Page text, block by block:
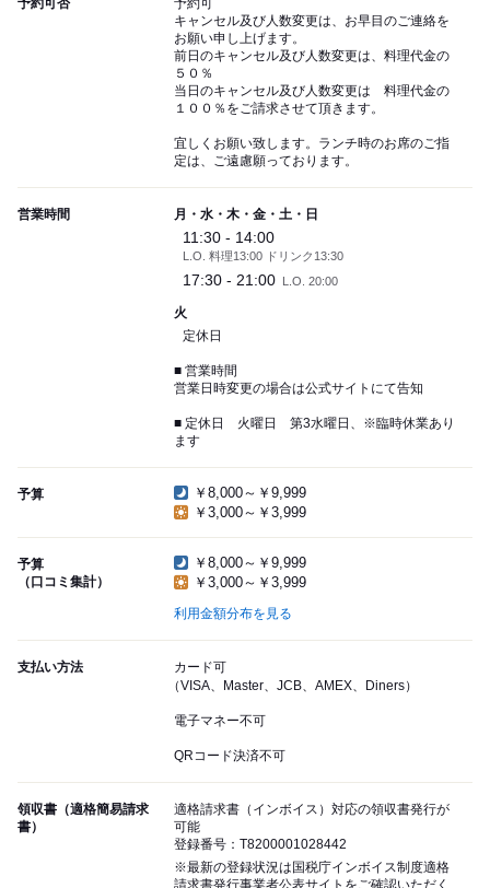
予約可否
予約可
キャンセル及び人数変更は、お早目のご連絡を
お願い申し上げます。
前日のキャンセル及び人数変更は、料理代金の
５０％
当日のキャンセル及び人数変更は 料理代金の
１００％をご請求させて頂きます。
宜しくお願い致します。ランチ時のお席のご指
定は、ご遠慮願っております。
営業時間 月・水・木・金・土・日
11:30 - 14:00
L.O. 料理13:00 ドリンク13:30
17:30 - 21:00 L.O. 20:00
火
定休日
■ 営業時間
営業日時変更の場合は公式サイトにて告知
■ 定休日 火曜日 第3水曜日、※臨時休業あり
ます
予算
￥8,000～￥9,999
￥3,000～￥3,999
予算
（口コミ集計）
￥8,000～￥9,999
￥3,000～￥3,999
利用金額分布を見る
支払い方法
カード可
（VISA、Master、JCB、AMEX、Diners）
電子マネー不可
QRコード決済不可
領収書（適格簡易請求
書）
適格請求書（インボイス）対応の領収書発行が
可能
登録番号：T8200001028442
※最新の登録状況は国税庁インボイス制度適格
請求書発行事業者公表サイトをご確認いただく